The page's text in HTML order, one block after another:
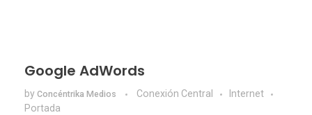
Google AdWords
by Concéntrika Medios Conexión Central
Internet
Portada